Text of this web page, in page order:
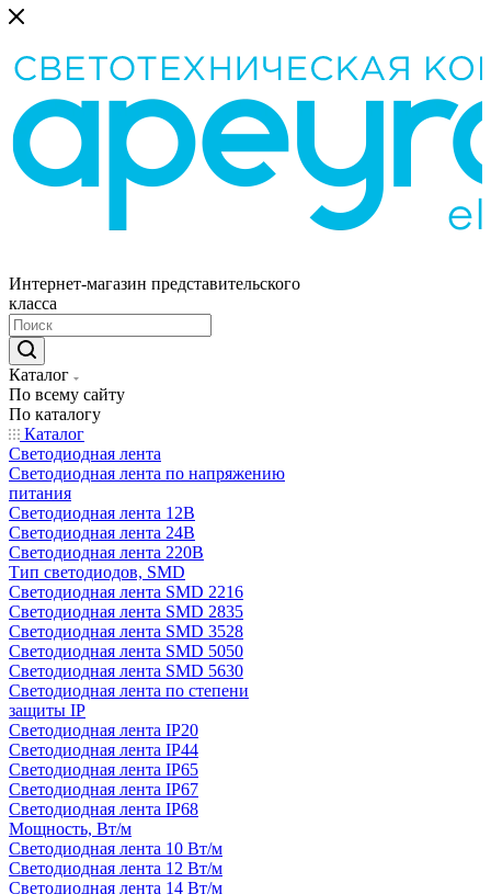
Интернет-магазин представительского
класса
Каталог
По всему сайту
По каталогу
Каталог
Светодиодная лента
Светодиодная лента по напряжению
питания
Светодиодная лента 12В
Светодиодная лента 24В
Светодиодная лента 220В
Тип светодиодов, SMD
Cветодиодная лента SMD 2216
Светодиодная лента SMD 2835
Светодиодная лента SMD 3528
Светодиодная лента SMD 5050
Светодиодная лента SMD 5630
Светодиодная лента по степени
защиты IP
Светодиодная лента IP20
Светодиодная лента IP44
Светодиодная лента IP65
Светодиодная лента IP67
Светодиодная лента IP68
Мощность, Вт/м
Светодиодная лента 10 Вт/м
Светодиодная лента 12 Вт/м
Светодиодная лента 14 Вт/м